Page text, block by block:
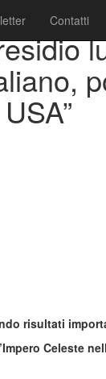
Contatti
risultati
Celeste